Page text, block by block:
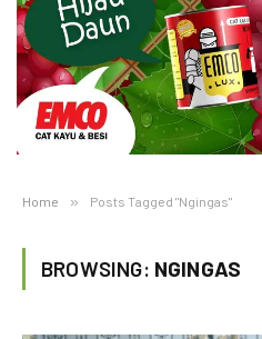
Home » Posts Tagged "Ngingas"
BROWSING: NGINGAS